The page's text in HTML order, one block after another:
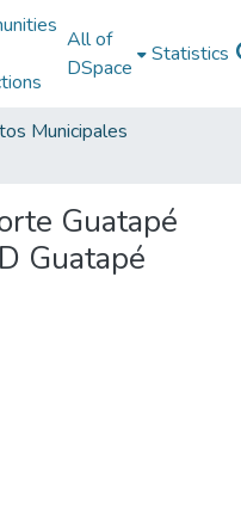
All of
DSpace
Statistics
Municipales
Guatapé
Guatapé